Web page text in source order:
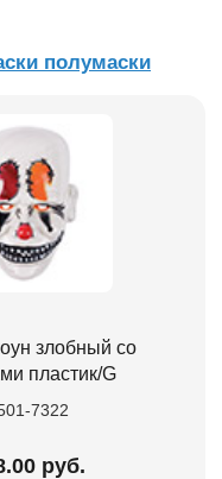
полумаски
злобный со
пластик/G
7322
руб.